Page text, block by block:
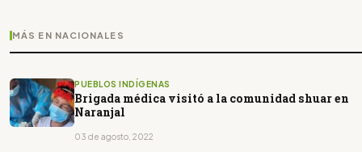
MÁS EN NACIONALES
PUEBLOS INDÍGENAS
Brigada médica visitó a la comunidad shuar en
Naranjal
03 de agosto, 2022